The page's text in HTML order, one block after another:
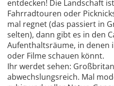
entdecken! Die Landschaft
Fahrradtouren oder
mal regnet (das passiert in
selten), dann gibt es in den
Aufenthaltsräume, in denen
oder Filme schauen könnt.
Ihr werdet sehen:
abwechslungsreich. Mal